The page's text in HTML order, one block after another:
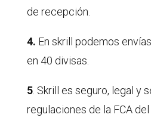
de recepción.
4. En skrill podemos
en 40 divisas.
5. Skrill es seguro, legal y
regulaciones de la FCA del